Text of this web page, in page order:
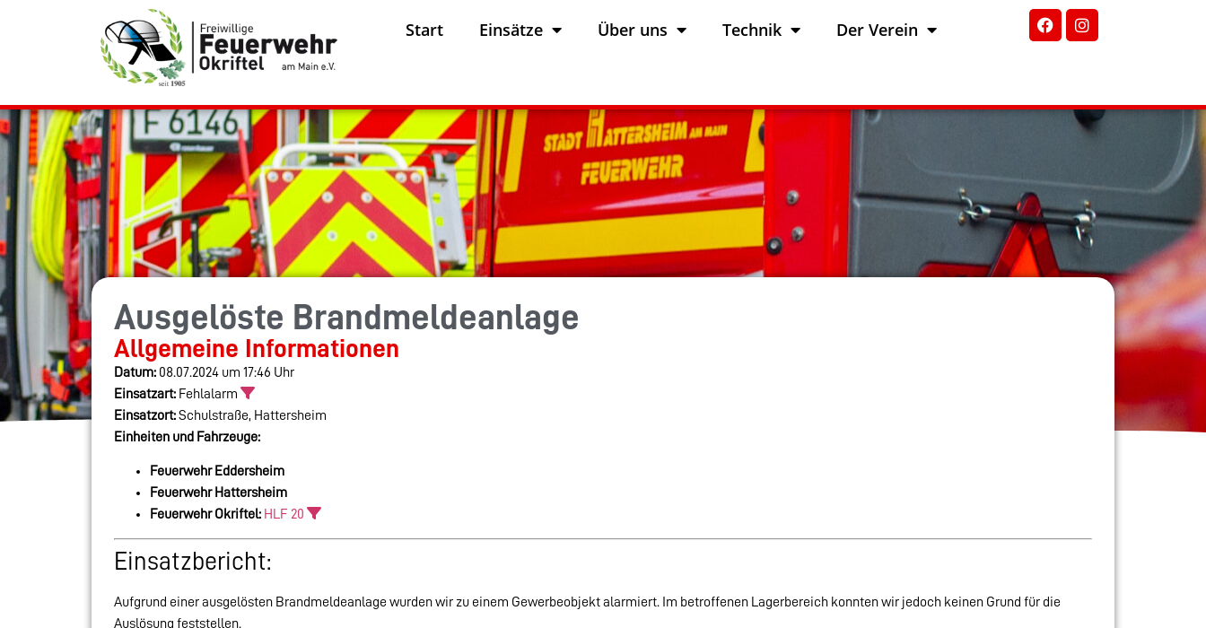
Start Einsätze Über uns Technik Der Verein
Ausgelöste Brandmeldeanlage
Allgemeine Informationen
Datum: 08.07.2024 um 17:46 Uhr
Einsatzart: Fehlalarm
Einsatzort:Schulstraße, Hattersheim
Einheiten und Fahrzeuge:
Feuerwehr Eddersheim
Feuerwehr Hattersheim
Feuerwehr Okriftel: HLF 20
Einsatzbericht:
Aufgrund einer ausgelösten Brandmeldeanlage wurden wir zu einem Gewerbeobjekt alarmiert. Im betroffenen Lagerbereich konnten wir jedoch keinen Grund für die
Auslösung feststellen.